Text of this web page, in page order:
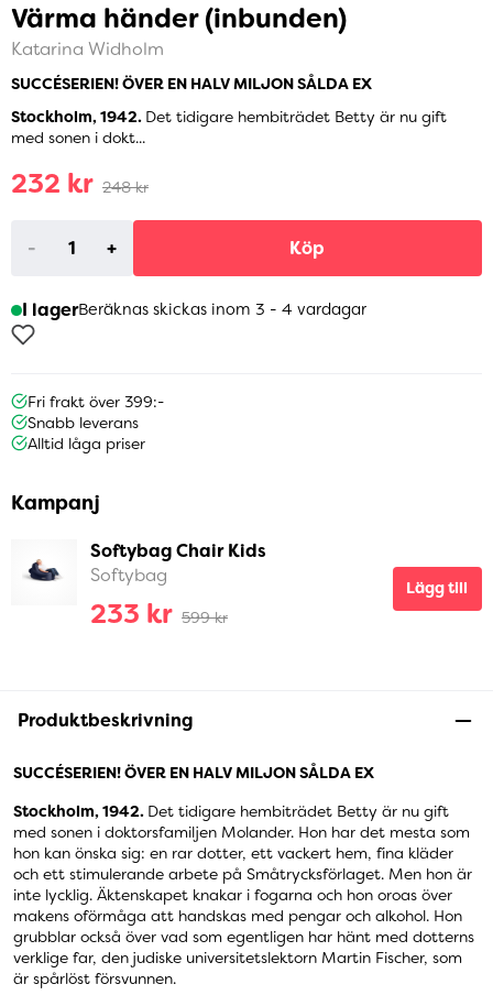
Värma händer (inbunden)
Katarina Widholm
SUCCÉSERIEN! ÖVER EN HALV MILJON SÅLDA EX
Stockholm, 1942. Det tidigare hembiträdet Betty är nu gift
med sonen i dokt...
232 kr 248 kr
- + Köp
I lagerBeräknas skickas inom 3 - 4 vardagar
Fri frakt över 399:-
Snabb leverans
Alltid låga priser
Kampanj
Softybag Chair Kids
Softybag
233 kr 599 kr
Lägg till
Produktbeskrivning
SUCCÉSERIEN! ÖVER EN HALV MILJON SÅLDA EX
Stockholm, 1942. Det tidigare hembiträdet Betty är nu gift
med sonen i doktorsfamiljen Molander. Hon har det mesta som
hon kan önska sig: en rar dotter, ett vackert hem, fina kläder
och ett stimulerande arbete på Småtrycksförlaget. Men hon är
inte lycklig. Äktenskapet knakar i fogarna och hon oroas över
makens oförmåga att handskas med pengar och alkohol. Hon
grubblar också över vad som egentligen har hänt med dotterns
verklige far, den judiske universitetslektorn Martin Fischer, som
är spårlöst försvunnen.